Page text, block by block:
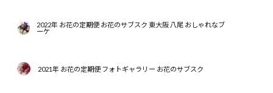
2022年 お花の定期便 お花のサブスク 東大阪 八尾 おしゃれなブ
ーケ
2021年 お花の定期便 フォトギャラリー お花のサブスク